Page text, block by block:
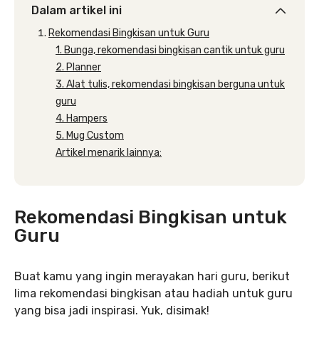
Dalam artikel ini
Rekomendasi Bingkisan untuk Guru
1. Bunga, rekomendasi bingkisan cantik untuk guru
2. Planner
3. Alat tulis, rekomendasi bingkisan berguna untuk
guru
4. Hampers
5. Mug Custom
Artikel menarik lainnya:
Rekomendasi Bingkisan untuk
Guru
Buat kamu yang ingin merayakan hari guru, berikut
lima rekomendasi bingkisan atau hadiah untuk guru
yang bisa jadi inspirasi. Yuk, disimak!